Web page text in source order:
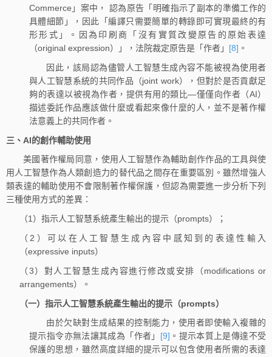
Commerce」案中， 認為原告「明確指示了副本的準備工作的
具體細節」，因此「編譯只需要簡單的轉錄即可實現最終的有
形形式」。因為印刷商「沒有實質改變原告的原始表達
（original expression）」，法院裁定原告是「作者」 [8] 。
因此，該局認為儘管人工智慧生成內容不能被視為使用者
與人工智慧系統的共同作品（joint work），但對於是否貢獻足
夠的表達以被視為作者，提供有用的類比—僅僅向作者（AI）
描述委託作品應該做什麼或看起來像什麼的人，並不是著作權
法意義上的共同作者。
三、AI的創作輔助使用
美國著作權局同意，使用人工智慧作為輔助創作作品的工具與使
用人工智慧作為人類創造力的替代品之間存在重要區別。雖然增強人
類表達的輔助使用不會限制著作權保護，但認為需要進一步分析下列
三種使用方式的差異：
（1）指示人工智慧系統產生輸出的提示（prompts）；
（2）可以在人工智慧生成內容中感知到的表達性輸入
（expressive inputs）
（3）對人工智慧生成內容進行修改或安排（modifications or
arrangements）。
（一）指示人工智慧系統產生輸出的提示（prompts）
由於欠缺對生成結果的控制能力，使用者即使輸入複雜的
提示指令亦無法讓其成為「作者」 [9] 。提示本質上是傳達不受
保護的思想，雖然高度詳細的提示可以包含使用者所需的表達